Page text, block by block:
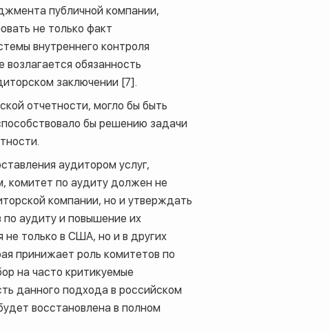
публичной компании,
не только факт
внутреннего контроля
обязанность
заключении [7].
отчетности, могло бы быть
бы решению задачи
аудитором услуг,
комитет по аудиту должен не
компании, но и утверждать
аудиту и повышение их
не только в США, но и в других
принижает роль комитетов по
на часто критикуемые
данного подхода в российском
восстановлена в полном